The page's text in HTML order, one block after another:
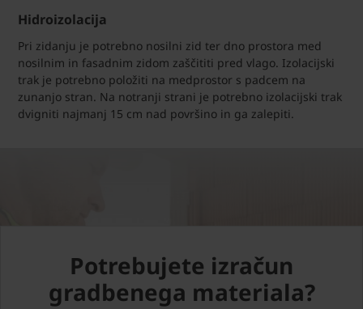
Hidroizolacija
Pri zidanju je potrebno nosilni zid ter dno prostora med
nosilnim in fasadnim zidom zaščititi pred vlago. Izolacijski
trak je potrebno položiti na medprostor s padcem na
zunanjo stran. Na notranji strani je potrebno izolacijski trak
dvigniti najmanj 15 cm nad površino in ga zalepiti.
Potrebujete izračun
gradbenega materiala?